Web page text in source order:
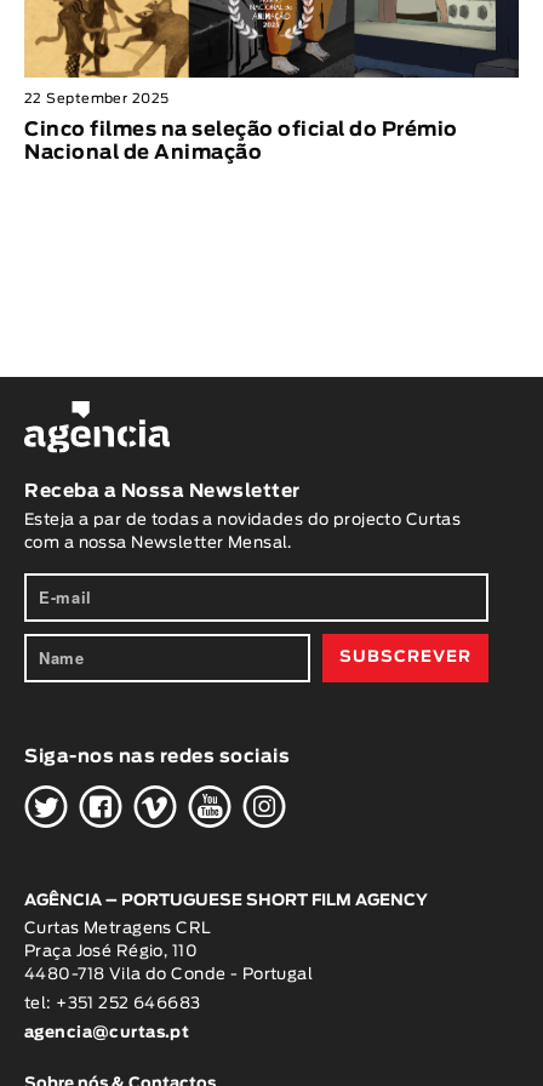
Animar
DURAÇÃO
< / >
22 September 2025
Cinco filmes na seleção oficial do Prémio
Nacional de Animação
Receba a Nossa Newsletter
Esteja a par de todas a novidades do projecto Curtas
com a nossa Newsletter Mensal.
Siga-nos nas redes sociais
HGWOK
AGÊNCIA – PORTUGUESE SHORT FILM AGENCY
Curtas Metragens CRL
Praça José Régio, 110
4480-718 Vila do Conde - Portugal
tel: +351 252 646683
agencia@curtas.pt